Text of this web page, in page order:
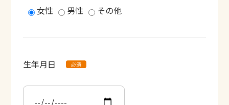
女性 男性 その他
生年月日